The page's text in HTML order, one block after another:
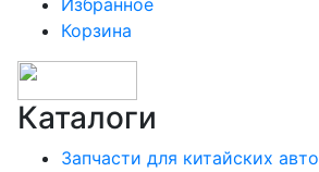
Избранное
Корзина
Каталоги
Запчасти для китайских авто